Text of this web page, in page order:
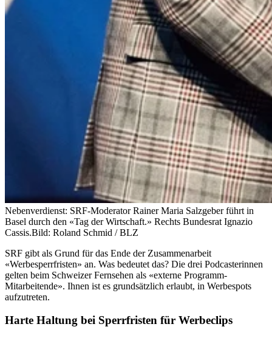
Nebenverdienst: SRF-Moderator Rainer Maria Salzgeber führt in
Basel durch den «Tag der Wirtschaft.» Rechts Bundesrat Ignazio
Cassis.Bild: Roland Schmid / BLZ
SRF gibt als Grund für das Ende der Zusammenarbeit
«Werbesperrfristen» an. Was bedeutet das? Die drei Podcasterinnen
gelten beim Schweizer Fernsehen als «externe Programm-
Mitarbeitende». Ihnen ist es grundsätzlich erlaubt, in Werbespots
aufzutreten.
Harte Haltung bei Sperrfristen für Werbeclips